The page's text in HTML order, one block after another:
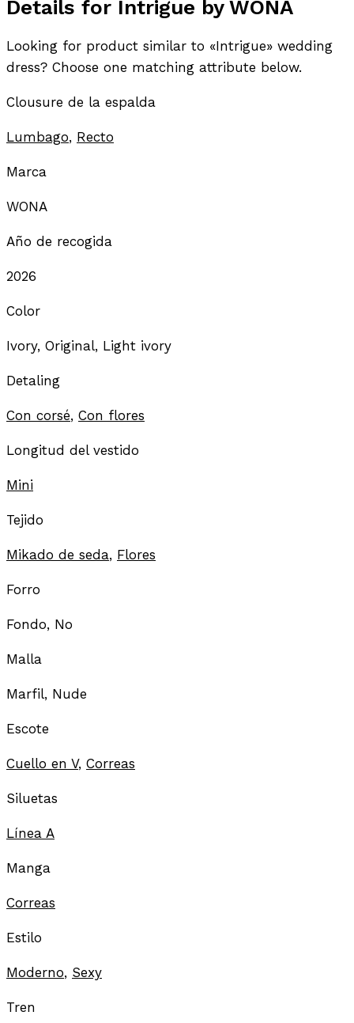
Details for Intrigue by WONA
Looking for product similar to «Intrigue» wedding
dress? Choose one matching attribute below.
Clousure de la espalda
Lumbago, Recto
Marca
WONA
Año de recogida
2026
Color
Ivory, Original, Light ivory
Detaling
Con corsé, Con flores
Longitud del vestido
Mini
Tejido
Mikado de seda, Flores
Forro
Fondo, No
Malla
Marfil, Nude
Escote
Cuello en V, Correas
Siluetas
Línea A
Manga
Correas
Estilo
Moderno, Sexy
Tren